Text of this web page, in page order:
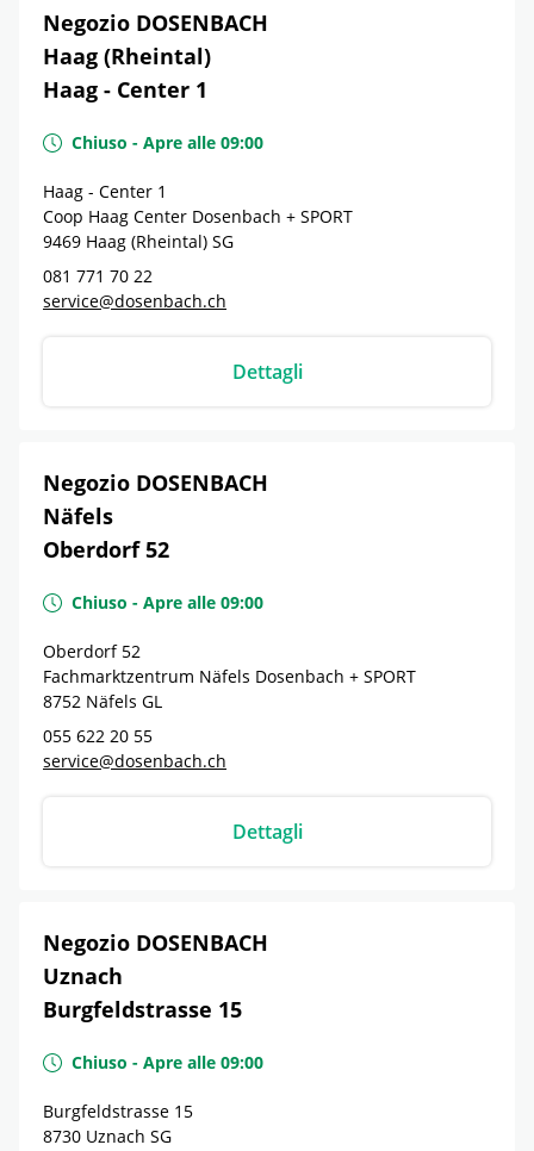
Negozio DOSENBACH
Haag (Rheintal)
Haag - Center 1
Chiuso - Apre alle 09:00
Haag - Center 1
Coop Haag Center Dosenbach + SPORT
9469 Haag (Rheintal) SG
081 771 70 22
service@dosenbach.ch
Dettagli
Negozio DOSENBACH
Näfels
Oberdorf 52
Chiuso - Apre alle 09:00
Oberdorf 52
Fachmarktzentrum Näfels Dosenbach + SPORT
8752 Näfels GL
055 622 20 55
service@dosenbach.ch
Dettagli
Negozio DOSENBACH
Uznach
Burgfeldstrasse 15
Chiuso - Apre alle 09:00
Burgfeldstrasse 15
8730 Uznach SG